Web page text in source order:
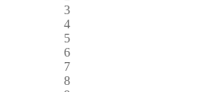
3
4
5
6
7
8